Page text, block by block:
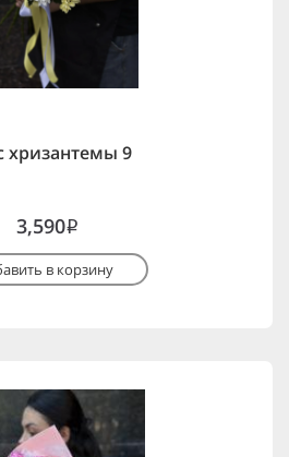
хризантемы 9
3,590i
в корзину